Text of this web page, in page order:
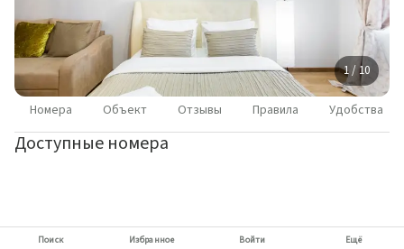
1 / 10
Номера Объект Отзывы Правила Удобства
Доступные номера
Поиск Избранное Войти Ещё